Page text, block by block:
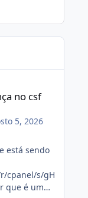
no csf
5, 2026
está sendo
cpanel/s/gH
que é um